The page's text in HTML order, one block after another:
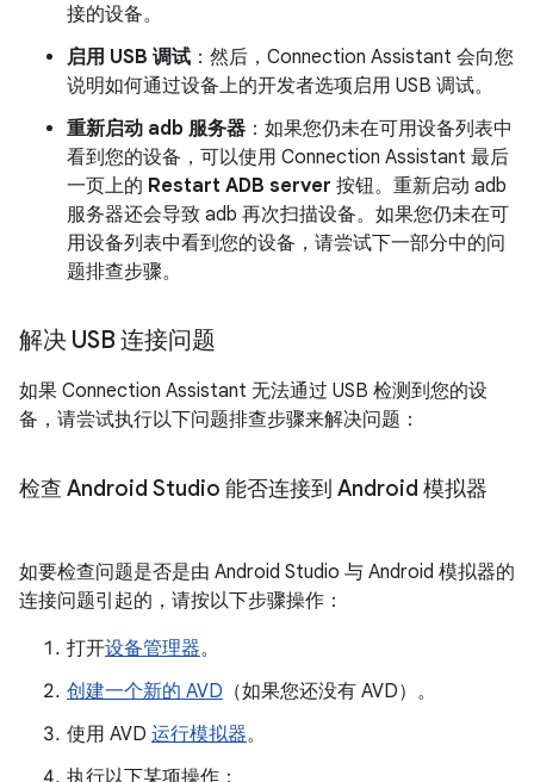
接的设备。
启用 USB 调试 ：然后，Connection Assistant 会向您
说明如何通过设备上的开发者选项启用 USB 调试。
重新启动 adb 服务器 ：如果您仍未在可用设备列表中
看到您的设备，可以使用 Connection Assistant 最后
一页上的 Restart ADB server 按钮。重新启动 adb
服务器还会导致 adb 再次扫描设备。如果您仍未在可
用设备列表中看到您的设备，请尝试下一部分中的问
题排查步骤。
解决 USB 连接问题
如果 Connection Assistant 无法通过 USB 检测到您的设
备，请尝试执行以下问题排查步骤来解决问题：
检查 Android Studio 能否连接到 Android 模拟器
如要检查问题是否是由 Android Studio 与 Android 模拟器的
连接问题引起的，请按以下步骤操作：
打开设备管理器。
创建一个新的 AVD （如果您还没有 AVD）。
使用 AVD 运行模拟器。